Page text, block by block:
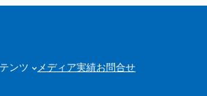
ンツ メディア実績お問合せ